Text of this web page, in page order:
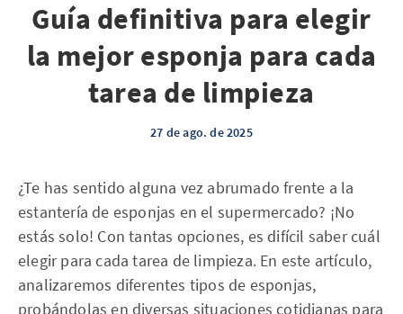
Guía definitiva para elegir
la mejor esponja para cada
tarea de limpieza
27 de ago. de 2025
¿Te has sentido alguna vez abrumado frente a la
estantería de esponjas en el supermercado? ¡No
estás solo! Con tantas opciones, es difícil saber cuál
elegir para cada tarea de limpieza. En este artículo,
analizaremos diferentes tipos de esponjas,
probándolas en diversas situaciones cotidianas para